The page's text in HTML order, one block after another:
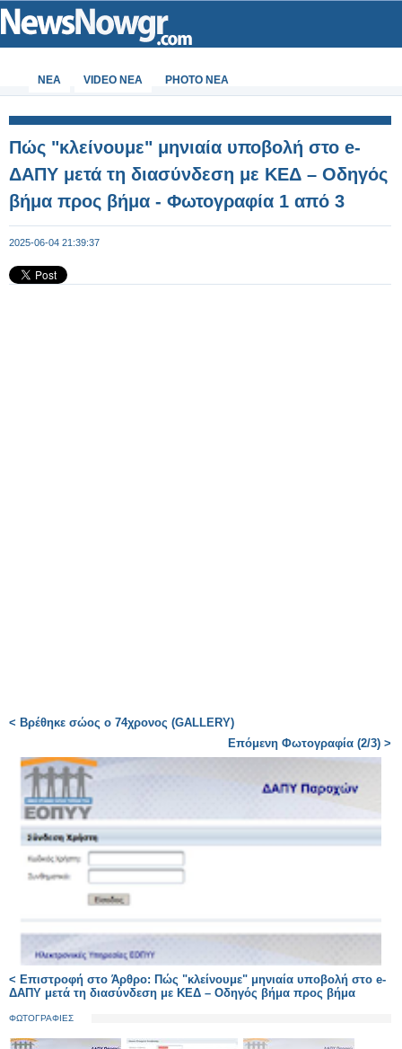
ΝΕΑ VIDEO NEA PHOTO NEA
Πώς "κλείνουμε" μηνιαία υποβολή στο e-
ΔΑΠΥ μετά τη διασύνδεση με ΚΕΔ – Οδηγός
βήμα προς βήμα - Φωτογραφία 1 από 3
2025-06-04 21:39:37
< Βρέθηκε σώος ο 74χρονος (GALLERY)
Επόμενη Φωτογραφία (2/3) >
< Επιστροφή στο Άρθρο: Πώς "κλείνουμε" μηνιαία υποβολή στο e-
ΔΑΠΥ μετά τη διασύνδεση με ΚΕΔ – Οδηγός βήμα προς βήμα
ΦΩΤΟΓΡΑΦΙΕΣ